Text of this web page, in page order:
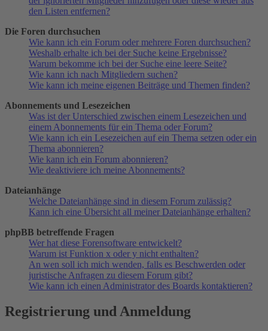
den Listen entfernen?
Die Foren durchsuchen
Wie kann ich ein Forum oder mehrere Foren durchsuchen?
Weshalb erhalte ich bei der Suche keine Ergebnisse?
Warum bekomme ich bei der Suche eine leere Seite?
Wie kann ich nach Mitgliedern suchen?
Wie kann ich meine eigenen Beiträge und Themen finden?
Abonnements und Lesezeichen
Was ist der Unterschied zwischen einem Lesezeichen und
einem Abonnements für ein Thema oder Forum?
Wie kann ich ein Lesezeichen auf ein Thema setzen oder ein
Thema abonnieren?
Wie kann ich ein Forum abonnieren?
Wie deaktiviere ich meine Abonnements?
Dateianhänge
Welche Dateianhänge sind in diesem Forum zulässig?
Kann ich eine Übersicht all meiner Dateianhänge erhalten?
phpBB betreffende Fragen
Wer hat diese Forensoftware entwickelt?
Warum ist Funktion x oder y nicht enthalten?
An wen soll ich mich wenden, falls es Beschwerden oder
juristische Anfragen zu diesem Forum gibt?
Wie kann ich einen Administrator des Boards kontaktieren?
Registrierung und Anmeldung